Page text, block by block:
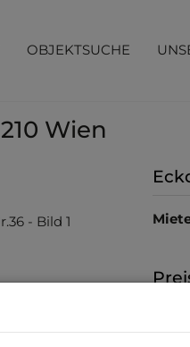
OBJEKTSUCHE
Wien